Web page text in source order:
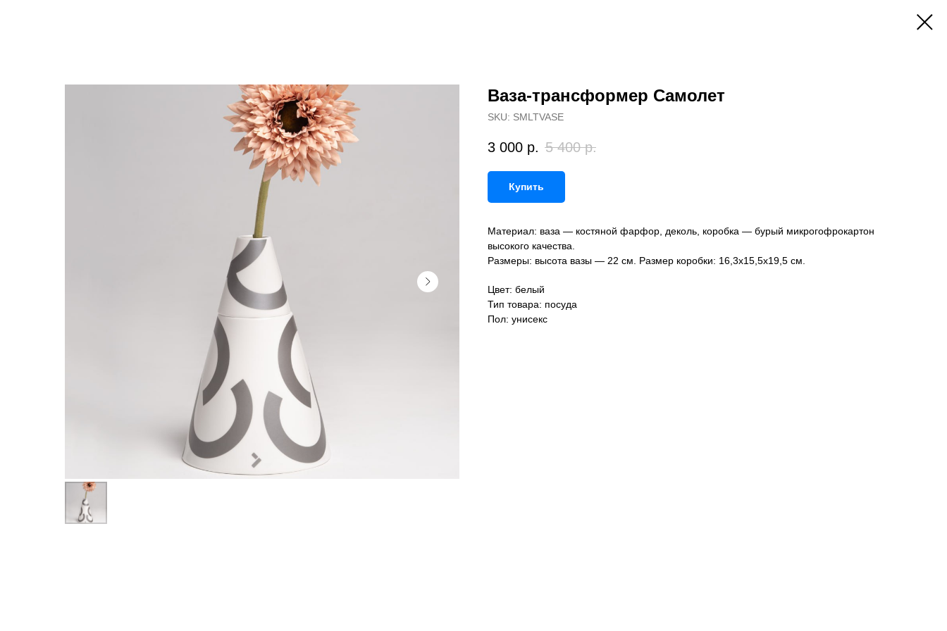
Ваза-трансформер Самолет
SKU: SMLTVASE
3 000 р. 5 400 р.
Купить
Материал: ваза — костяной фарфор, деколь, коробка — бурый микрогофрокартон
высокого качества.
Размеры: высота вазы — 22 см. Размер коробки: 16,3х15,5х19,5 см.
Цвет: белый
Тип товара: посуда
Пол: унисекс